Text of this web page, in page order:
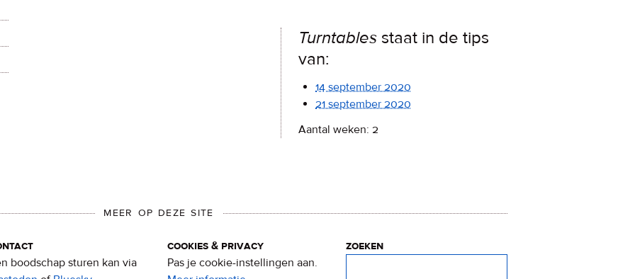
Turntables staat in de tips
van:
14 september 2020
21 september 2020
Aantal weken: 2
MEER OP DEZE SITE
boodschap sturen kan via
cookies & privacy
Pas je cookie-instellingen aan.
zoeken